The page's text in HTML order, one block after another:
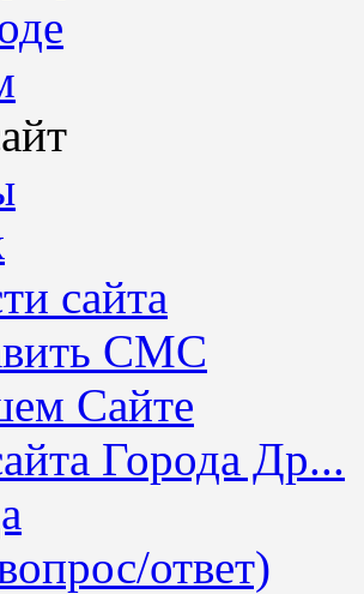
сайта
СМС
Сайте
Города Др...
ответ)